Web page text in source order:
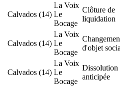
Calvados (14)
La Voix
Le
Bocage
Clôture de
liquidation
Calvados (14)
La Voix
Le
Bocage
d'objet
Calvados (14)
La Voix
Le
Bocage
Dissolution
anticipée